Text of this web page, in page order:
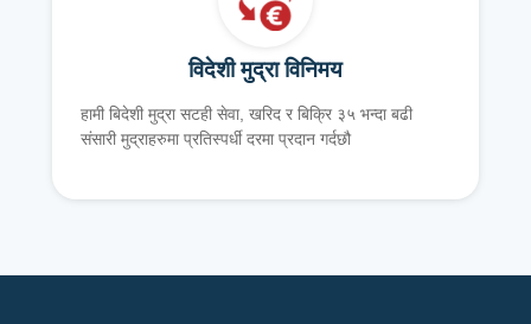
विदेशी मुद्रा विनिमय
हामी बिदेशी मुद्रा सटही सेवा, खरिद र बिक्रि ३५ भन्दा बढी
संसारी मुद्राहरुमा प्रतिस्पर्धी दरमा प्रदान गर्दछौ